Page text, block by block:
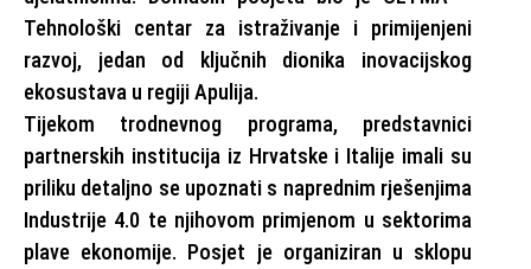
Tehnološki centar za istraživanje i primijenjeni
razvoj, jedan od ključnih dionika inovacijskog
ekosustava u regiji Apulija.
Tijekom trodnevnog programa, predstavnici
partnerskih institucija iz Hrvatske i Italije imali su
priliku detaljno se upoznati s naprednim rješenjima
Industrije 4.0 te njihovom primjenom u sektorima
plave ekonomije. Posjet je organiziran u sklopu